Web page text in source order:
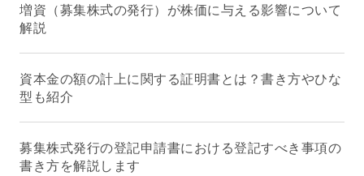
増資（募集株式の発行）が株価に与える影響について
解説
資本金の額の計上に関する証明書とは？書き方やひな
型も紹介
募集株式発行の登記申請書における登記すべき事項の
書き方を解説します